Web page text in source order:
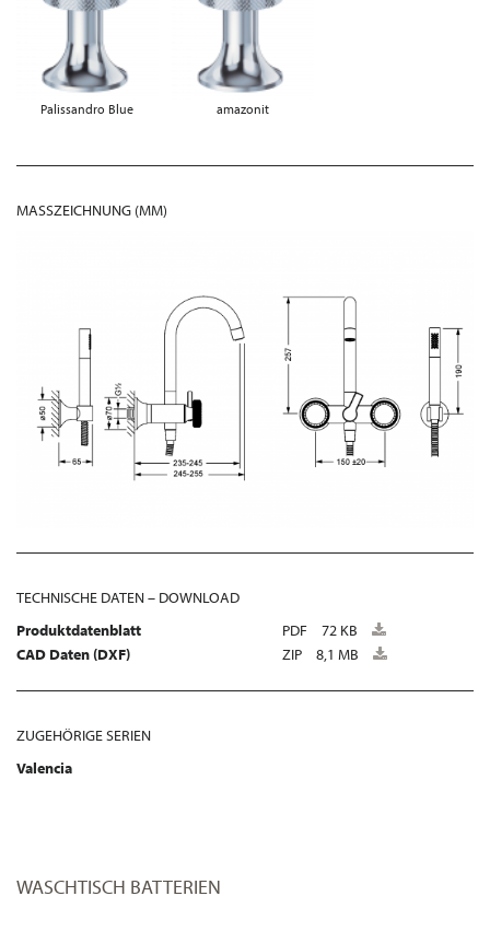
Palissandro Blue amazonit
MASSZEICHNUNG (MM)
TECHNISCHE DATEN – DOWNLOAD
Produktdatenblatt
PDF
72 KB
CAD Daten (DXF)
ZIP 8,1 MB
ZUGEHÖRIGE SERIEN
Valencia
WASCHTISCH BATTERIEN